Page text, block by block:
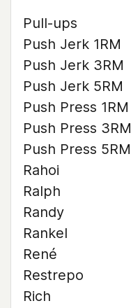
Pull-ups
Push Jerk 1RM
Push Jerk 3RM
Push Jerk 5RM
Push Press 1RM
Push Press 3RM
Push Press 5RM
Rahoi
Ralph
Randy
Rankel
René
Restrepo
Rich